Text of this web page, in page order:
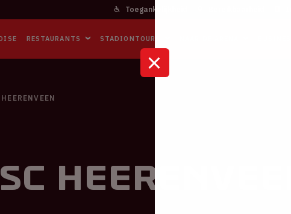
Toegankelijkheid
RESTAURANTS STADIONTOURS
Heerenveen